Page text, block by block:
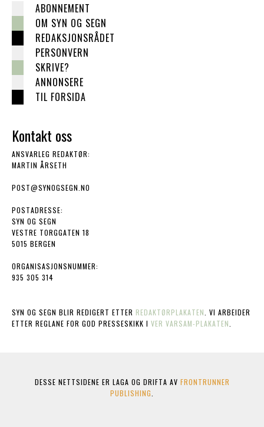
ABONNEMENT
OM SYN OG SEGN
REDAKSJONSRÅDET
PERSONVERN
SKRIVE?
ANNONSERE
TIL FORSIDA
Kontakt oss
ANSVARLEG REDAKTØR:
MARTIN ÅRSETH
POST@SYNOGSEGN.NO
POSTADRESSE:
SYN OG SEGN
VESTRE TORGGATEN 18
5015 BERGEN
ORGANISASJONSNUMMER:
935 305 314
SYN OG SEGN BLIR REDIGERT ETTER REDAKTØRPLAKATEN . VI ARBEIDER
ETTER REGLANE FOR GOD PRESSESKIKK I VER VARSAM-PLAKATEN
DESSE NETTSIDENE ER LAGA OG DRIFTA AV FRONTRUNNER
PUBLISHING